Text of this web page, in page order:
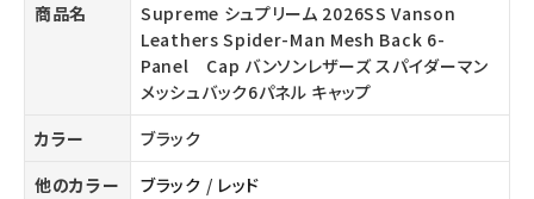
商品名
Supreme シュプリーム 2026SS Vanson
Leathers Spider-Man Mesh Back 6-
Panel Cap バンソンレザーズ スパイダーマン
メッシュバック6パネル キャップ
カラー
ブラック
他のカラー
ブラック / レッド